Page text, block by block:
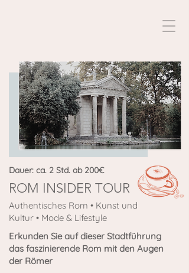
Dauer: ca. 2 Std. ab 200€
ROM INSIDER TOUR
Authentisches Rom • Kunst und
Kultur • Mode & Lifestyle
Erkunden Sie auf dieser Stadtführung
das faszinierende Rom mit den Augen
der Römer